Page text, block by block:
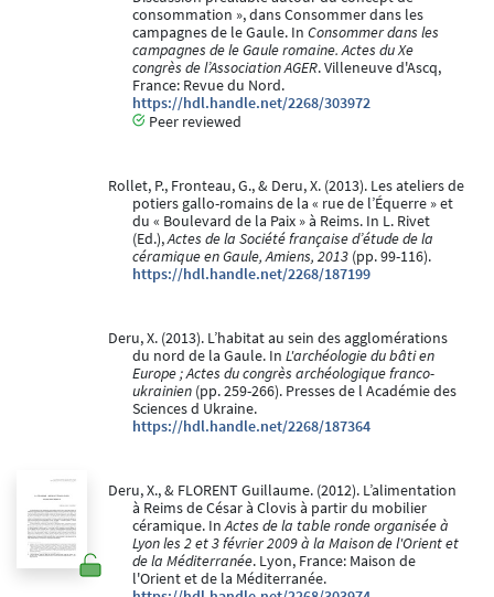
consommation », dans Consommer dans les
campagnes de le Gaule. In Consommer dans les
campagnes de le Gaule romaine. Actes du Xe
congrès de l’Association AGER. Villeneuve d'Ascq,
France: Revue du Nord.
https://hdl.handle.net/2268/303972
Peer reviewed
Rollet, P., Fronteau, G., & Deru, X. (2013). Les ateliers de
potiers gallo-romains de la « rue de l’Équerre » et
du « Boulevard de la Paix » à Reims. In L. Rivet
(Ed.),Actes de la Société française d’étude de la
céramique en Gaule, Amiens, 2013 (pp. 99-116).
https://hdl.handle.net/2268/187199
Deru, X. (2013). L’habitat au sein des agglomérations
du nord de la Gaule. In L'archéologie du bâti en
Europe ; Actes du congrès archéologique franco-
ukrainien (pp. 259-266). Presses de l Académie des
Sciences d Ukraine.
https://hdl.handle.net/2268/187364
Deru, X., & FLORENT Guillaume. (2012). L’alimentation
à Reims de César à Clovis à partir du mobilier
céramique. InActes de la table ronde organisée à
Lyon les 2 et 3 février 2009 à la Maison de l'Orient et
de la Méditerranée. Lyon, France: Maison de
l'Orient et de la Méditerranée.